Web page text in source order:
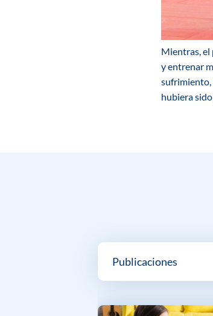
Mientras, el
y entrenar
sufrimiento,
hubiera sido
Publicaciones